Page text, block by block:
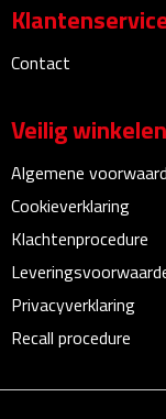
Bureau
Bureausets
Bureau ventilatoren
Boekenleggers
Briefopeners
Gummen
Contact
Veilig winkelen
Algemene
Cookieverklaring
Klachtenprocedure
Privacyverklaring
Recall procedure